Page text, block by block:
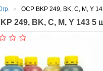
OCP BKP 249, BK, C, M, Y
249, BK, C, M, Y 143 5